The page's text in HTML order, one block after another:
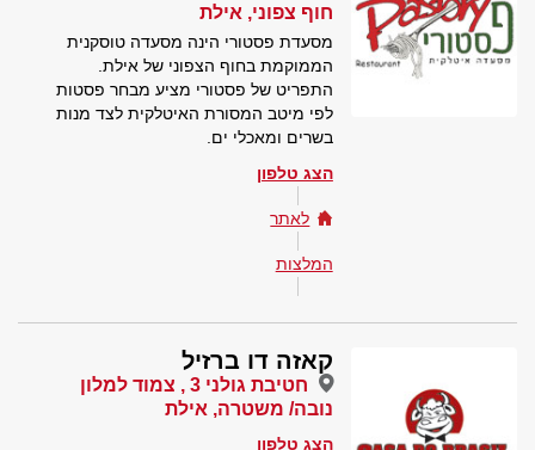
חוף צפוני, אילת
מסעדת פסטורי הינה מסעדה טוסקנית
הממוקמת בחוף הצפוני של אילת.
התפריט של פסטורי מציע מבחר פסטות
לפי מיטב המסורת האיטלקית לצד מנות
בשרים ומאכלי ים.
הצג טלפון
לאתר
המלצות
קאזה דו ברזיל
חטיבת גולני 3 , צמוד למלון
נובה/ משטרה, אילת
הצג טלפון